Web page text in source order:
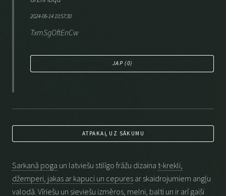
2024-06-14 10:57:30
TxmSgOftEnCw
JAP (0)
ATPAKAĻ UZ SĀKUMU
Sarkanā poga un latviešu stilīgo frāžu dizaina t-krekli,
džemperi, jakas ar kapuci un cepures ar skaidrojumiem angļu
valodā. Vīriešu un sieviešu izmēros, melni, balti un ir arī gaiši